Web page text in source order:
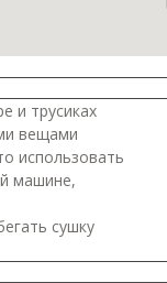
и трусиках
вещами
использовать
машине,
сушку